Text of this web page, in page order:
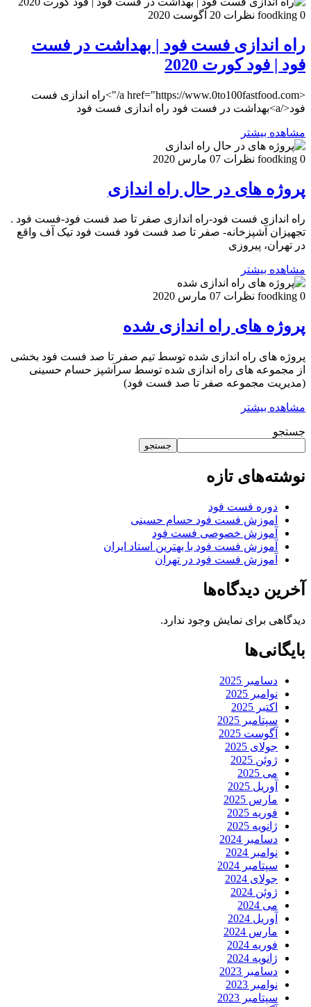
foodking 0 نظرات 20 آگوست 2020
راه اندازی فست فود | بهداشت در فست
فود | فود کورت 2020
<a href="https://www.0to100fastfood.com/">راه اندازی فست
فود</a>بهداشت در فست فود راه اندازی فست فود
مشاهده بیشتر
foodking 0 نظرات 07 مارس 2020
پروژه های در حال راه اندازی
راه اندازی فست فود-راه اندازی صفر تا صد فست فود-فست فود .
تجهیزان آشپزخانه- صفر تا صد فست فود فست فود تیک آف واقع
در تهران، پیروزی
مشاهده بیشتر
foodking 0 نظرات 07 مارس 2020
پروژه های راه اندازی شده
پروژه های راه اندازی شده توسط تیم صفر تا صد فست فود بخشی
از مجموعه های راه اندازی شده توسط سرآشپز حسام حسینی
(مدیریت مجموعه صفر تا صد فست فود)
مشاهده بیشتر
جستجو
جستجو
نوشته‌های تازه
دوره فست فود
اموزش فست فود حسام حسینی
آموزش خصوصی فست فود
آموزش فست فود با بهترین استاد ایران
آموزش فست فود در تهران
آخرین دیدگاه‌ها
دیدگاهی برای نمایش وجود ندارد.
بایگانی‌ها
دسامبر 2025
نوامبر 2025
اکتبر 2025
سپتامبر 2025
آگوست 2025
جولای 2025
ژوئن 2025
می 2025
آوریل 2025
مارس 2025
فوریه 2025
ژانویه 2025
دسامبر 2024
نوامبر 2024
سپتامبر 2024
جولای 2024
ژوئن 2024
می 2024
آوریل 2024
مارس 2024
فوریه 2024
ژانویه 2024
دسامبر 2023
نوامبر 2023
سپتامبر 2023